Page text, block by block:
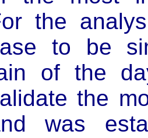
the
to be
of the
the
was